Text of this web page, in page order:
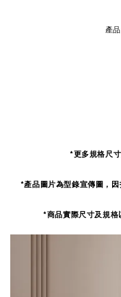
產
*更多規格尺
*產品圖片為型錄宣傳圖，因
*商品實際尺寸及規格